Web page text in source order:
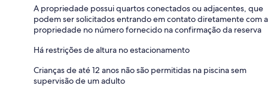
A propriedade possui quartos conectados ou adjacentes, que
podem ser solicitados entrando em contato diretamente com a
propriedade no número fornecido na confirmação da reserva
Há restrições de altura no estacionamento
Crianças de até 12 anos não são permitidas na piscina sem
supervisão de um adulto